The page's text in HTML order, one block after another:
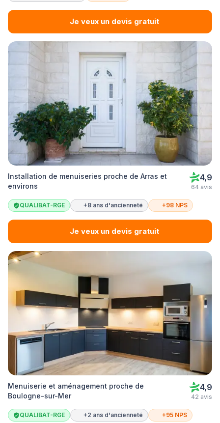
Je veux un devis gratuit
Installation de menuiseries proche de Arras et
environs
4,9
64 avis
QUALIBAT-RGE +8 ans d'ancienneté +98 NPS
Je veux un devis gratuit
Menuiserie et aménagement proche de
Boulogne-sur-Mer
4,9
42 avis
QUALIBAT-RGE +2 ans d'ancienneté +95 NPS